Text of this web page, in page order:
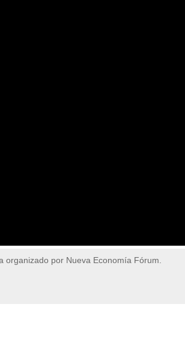
organizado por Nueva Economía Fórum.